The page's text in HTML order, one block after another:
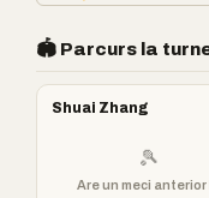
🏟️ Parcurs la
Shuai Zhang
🎾
Are un meci anterior